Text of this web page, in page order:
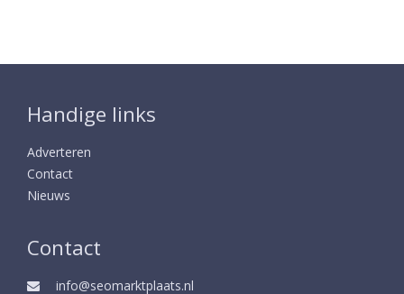
Handige links
Adverteren
Contact
Nieuws
Contact
info@seomarktplaats.nl